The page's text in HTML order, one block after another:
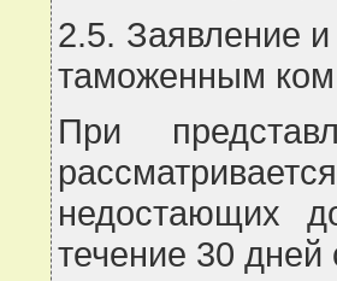
2.5. Заявление
таможенным
При
недостающих
течение 30